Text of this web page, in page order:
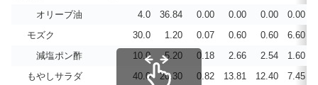
オリーブ油
4.0 36.84 0.00 0.00 0.00 0.00
モズク
30.0 1.20 0.07 0.60 0.60 6.60
減塩ポン酢
10.0 5.20 0.18 2.66 2.54 1.60
もやしサラダ
40.0 20.30 0.82 13.81 12.40 7.45